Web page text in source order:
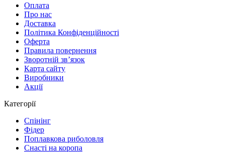
Оплата
Про нас
Доставка
Політика Конфіденційності
Оферта
Правила повернення
Зворотній зв’язок
Карта сайту
Виробники
Акції
Категорії
Спінінг
Фідер
Поплавкова риболовля
Снасті на коропа